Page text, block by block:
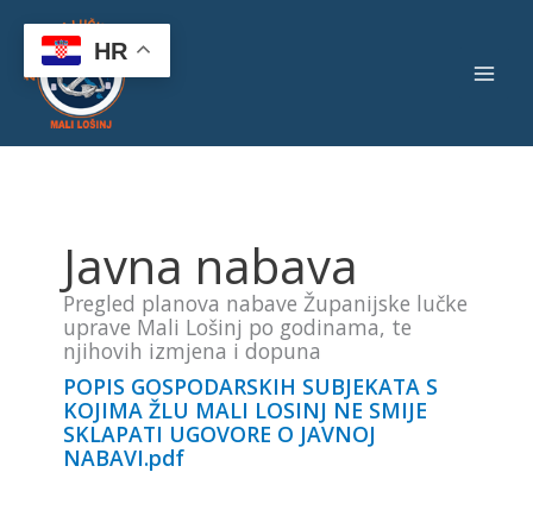
content
Javna nabava
Pregled planova nabave Županijske lučke
uprave Mali Lošinj po godinama, te
njihovih izmjena i dopuna
POPIS GOSPODARSKIH SUBJEKATA S
KOJIMA ŽLU MALI LOSINJ NE SMIJE
SKLAPATI UGOVORE O JAVNOJ
NABAVI.pdf
HR